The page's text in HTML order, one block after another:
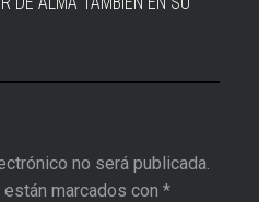
no será publicada.
marcados con *